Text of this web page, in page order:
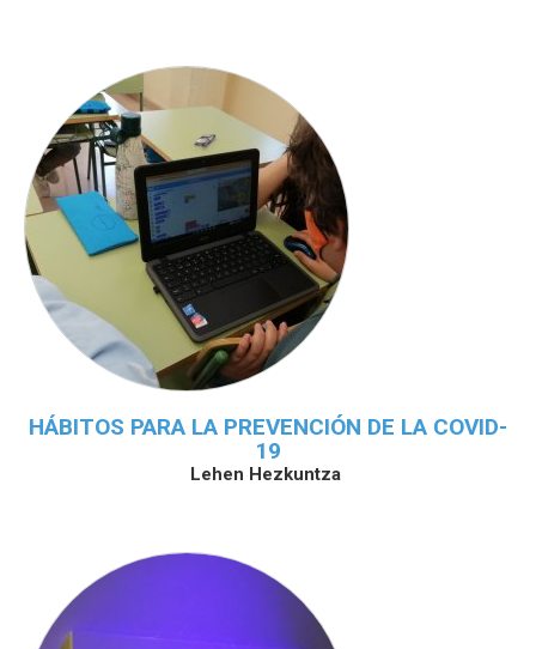
HÁBITOS PARA LA PREVENCIÓN DE LA COVID-
19
Lehen Hezkuntza